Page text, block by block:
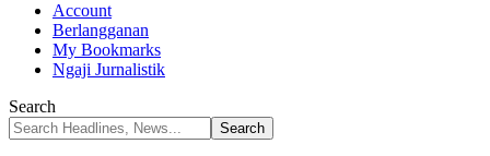
Account
Berlangganan
My Bookmarks
Ngaji Jurnalistik
Search